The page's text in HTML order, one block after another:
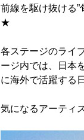
前線を駆け抜ける
★
各ステージのライ
ージ内では、日本
に海外で活躍する
気になるアーティ